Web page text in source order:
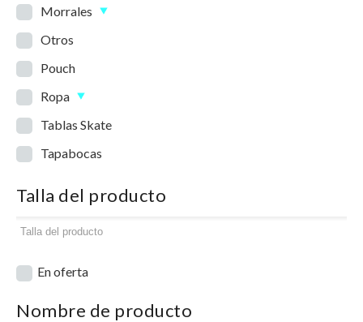
Morrales
Otros
Pouch
Ropa
Tablas Skate
Tapabocas
Talla del producto
En oferta
Nombre de producto